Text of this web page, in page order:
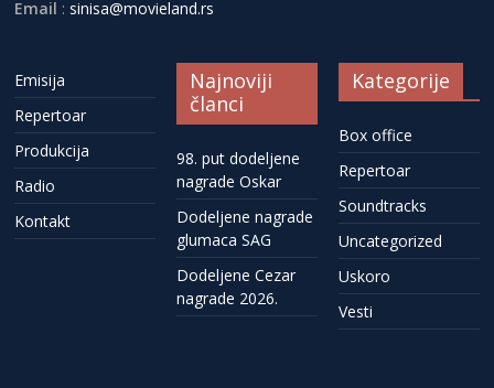
Email : sinisa@movieland.rs
Emisija
Repertoar
Produkcija
Radio
Kontakt
Najnoviji
članci
98. put dodeljene
nagrade Oskar
Dodeljene nagrade
glumaca SAG
Dodeljene Cezar
nagrade 2026.
Kategorije
Box office
Repertoar
Soundtracks
Uncategorized
Uskoro
Vesti